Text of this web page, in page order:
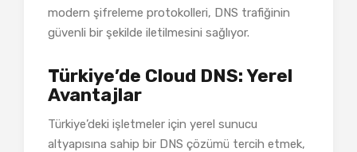
modern şifreleme protokolleri, DNS trafiğinin
güvenli bir şekilde iletilmesini sağlıyor.
Türkiye’de Cloud DNS: Yerel
Avantajlar
Türkiye’deki işletmeler için yerel sunucu
altyapısına sahip bir DNS çözümü tercih etmek,